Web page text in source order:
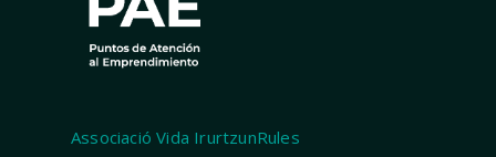
Associació Vida IrurtzunRules